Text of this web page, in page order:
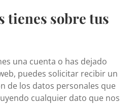
tienes sobre tus
una cuenta o has dejado
puedes solicitar recibir un
de los datos personales que
cualquier dato que nos